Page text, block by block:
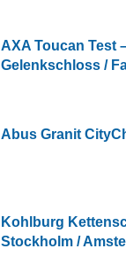
AXA Toucan Test
Gelenkschloss /
Abus Granit
Kohlburg
Stockholm /